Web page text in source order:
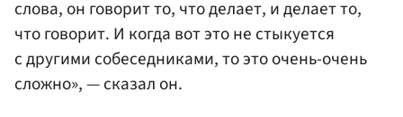
слова, он говорит то, что делает, и делает то,
что говорит. И когда вот это не стыкуется
с другими собеседниками, то это очень-очень
сложно», — сказал он.